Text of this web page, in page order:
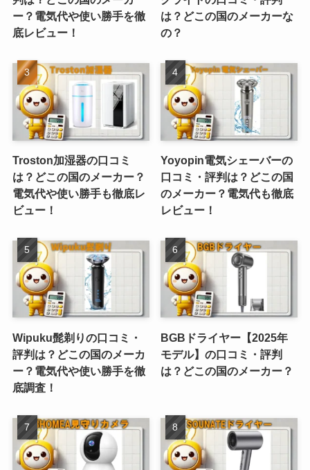
ー？電気代や使い勝手を徹
底レビュー！
は？どこの国のメーカーな
の？
Troston加湿器の口コミ
は？どこの国のメーカー？
電気代や使い勝手も徹底レ
ビュー！
Yoyopin電気シェーバーの
口コミ・評判は？どこの国
のメーカー？電気代も徹底
レビュー！
Wipuku髭剃りの口コミ・
評判は？どこの国のメーカ
ー？電気代や使い勝手を徹
底調査！
BGBドライヤー【2025年
モデル】の口コミ・評判
は？どこの国のメーカー？